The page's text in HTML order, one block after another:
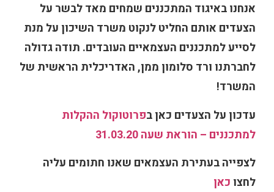
אנחנו באיגוד המתכננים שמחים מאד לבשר על
הצעדים אותם החליט לנקוט משרד השיכון על מנת
לסייע למתכננים העצמאיים העובדים. תודה גדולה
לחברתנו ורד סלומון ממן, האדריכלית הראשית של
המשרד!
עדכון על הצעדים כאן בפרוטוקול ההקלות
למתכננים – הוראת שעה 31.03.20
לצפייה בעתירת העצמאים שאנו חתומים עליה
לחצו כאן